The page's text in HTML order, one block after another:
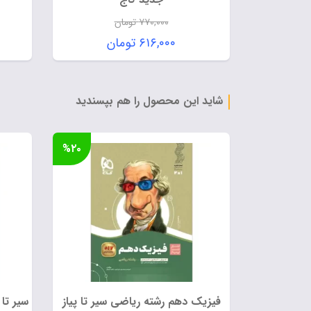
۷۷۰,۰۰۰تومان
قیمت
اصلی:
بود.
۶۱۶,۰۰۰ تومان
قیمت
۶۱۶,۰۰۰ تومان.
شاید این محصول را هم بپسندید
فیزیک دهم رشته ریاضی سیر تا پیاز
%۲۰
سیر